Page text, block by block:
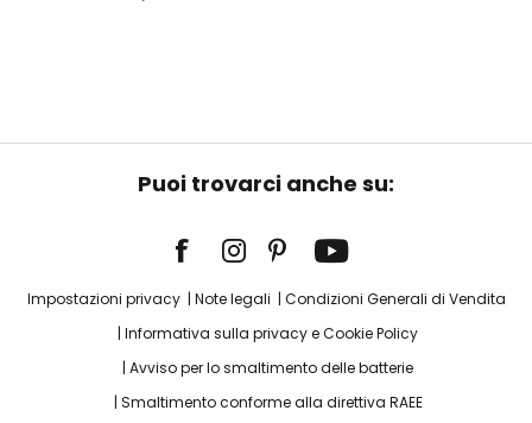
Puoi trovarci anche su:
Impostazioni privacy Note legali
Condizioni Generali di Vendita
Informativa sulla privacy e Cookie Policy
Avviso per lo smaltimento delle batterie
Smaltimento conforme alla direttiva RAEE